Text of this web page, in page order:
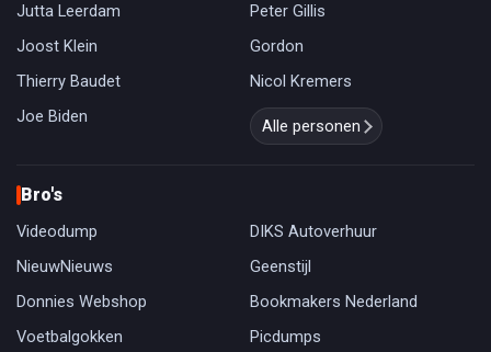
Jutta Leerdam
Peter Gillis
Joost Klein
Gordon
Thierry Baudet
Nicol Kremers
Joe Biden
Alle personen
Bro's
Videodump
DIKS Autoverhuur
NieuwNieuws
Geenstijl
Donnies Webshop
Bookmakers Nederland
Voetbalgokken
Picdumps